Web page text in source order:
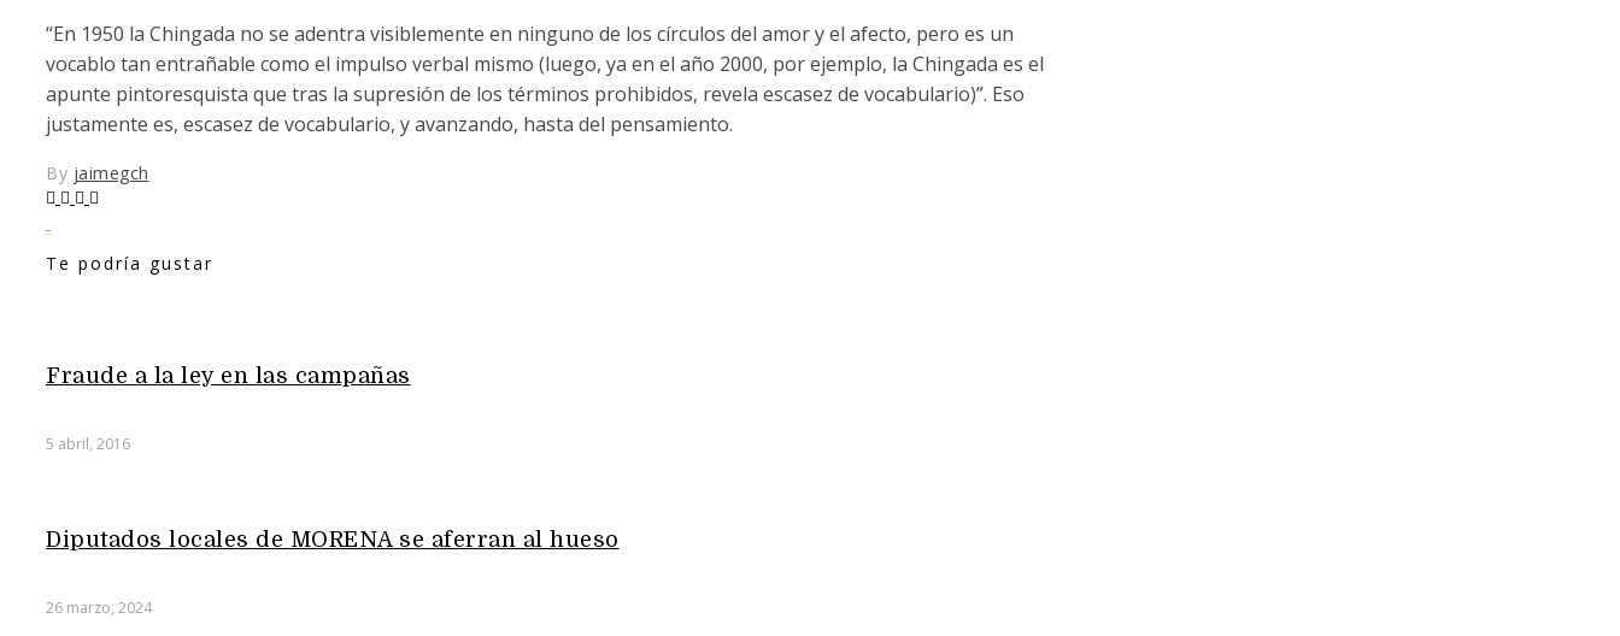
“En 1950 la Chingada no se adentra visiblemente en ninguno de los círculos del amor y el afecto, pero es un
vocablo tan entrañable como el impulso verbal mismo (luego, ya en el año 2000, por ejemplo, la Chingada es el
apunte pintoresquista que tras la supresión de los términos prohibidos, revela escasez de vocabulario)”. Eso
justamente es, escasez de vocabulario, y avanzando, hasta del pensamiento.
By jaimegch
Te podría gustar
Fraude a la ley en las campañas
5 abril, 2016
Diputados locales de MORENA se aferran al hueso
26 marzo, 2024